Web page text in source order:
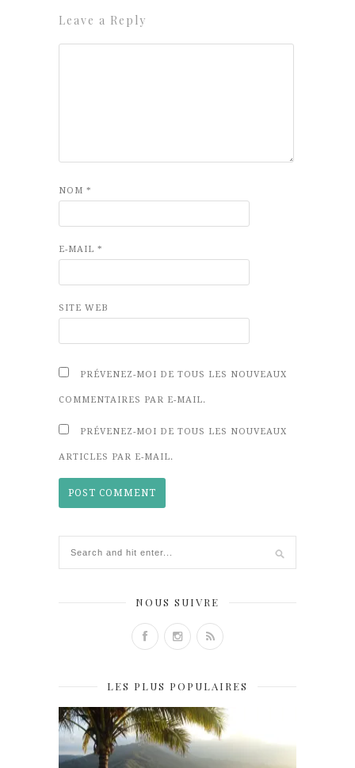
Leave a Reply
NOM *
E-MAIL *
SITE WEB
PRÉVENEZ-MOI DE TOUS LES NOUVEAUX
COMMENTAIRES PAR E-MAIL.
PRÉVENEZ-MOI DE TOUS LES NOUVEAUX
ARTICLES PAR E-MAIL.
NOUS SUIVRE
LES PLUS POPULAIRES